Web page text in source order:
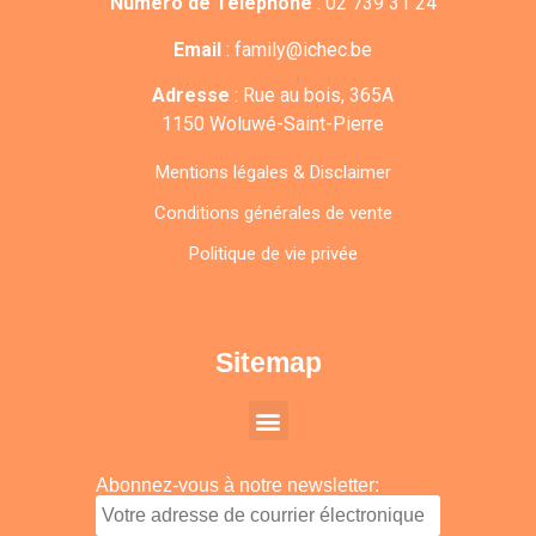
Email : family@ichec.be
Adresse : Rue au bois, 365A
1150 Woluwé-Saint-Pierre
Mentions légales & Disclaimer
Conditions générales de vente
Politique de vie privée
Sitemap
Abonnez-vous à notre newsletter: